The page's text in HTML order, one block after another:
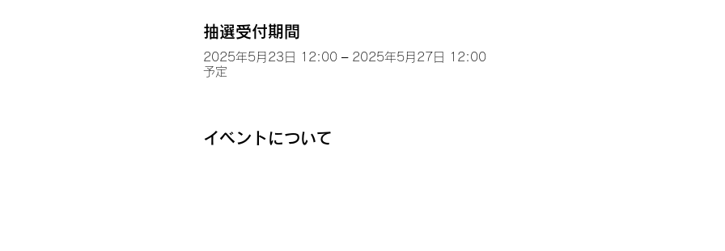
抽選受付期間
2025年5月23日 12:00 – 2025年5月27日 12:00
予定
イベントについて